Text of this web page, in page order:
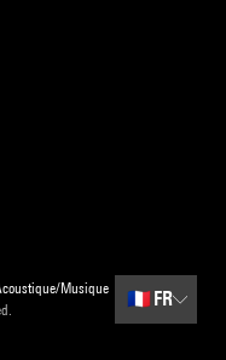
Musique
🇫🇷 FR